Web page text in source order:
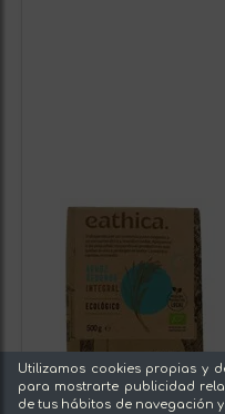
Utilizamos cookies propias y
para mostrarte publicidad
de tus hábitos de navegación